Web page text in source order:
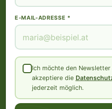
E-MAIL-ADRESSE *
Ich möchte den
akzeptiere die
jederzeit möglich.